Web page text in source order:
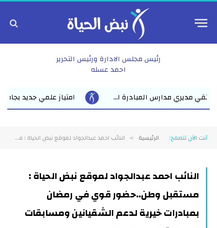
رئيس مجلس الادارة ورئيس التحرير
احمد عسله
المبادرة ا... امتياز علمي جديد بجامعة الزقازيق
أنت الآن تتصفح: الرئيسية » النائب احمد عبدالجواد لموقع نبض الحياة : مستقبل وطن..حضور قوي في رمضان بمبادرات خيرية لدعم الشقيانين ومسابقات لدعم التعليم والعمل
النائب احمد عبدالجواد لموقع نبض الحياة :
مستقبل وطن..حضور قوي في رمضان
بمبادرات خيرية لدعم الشقيانين ومسابقات